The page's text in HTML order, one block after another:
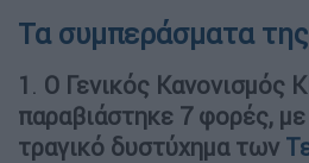
Τα συμπεράσματα
1 . Ο Γενικός Κανονισμός
παραβιάστηκε 7 φορές,
τραγικό δυστύχημα των